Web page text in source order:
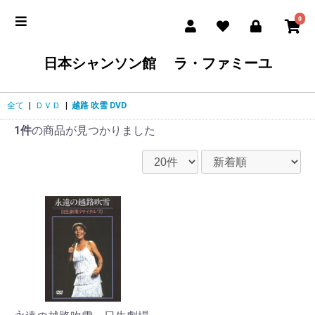
0
日本シャンソン館 ラ・ファミーユ
全て ＤＶＤ 越路 吹雪 DVD
1件の商品が見つかりました